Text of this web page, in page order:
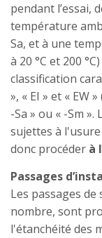
pendant l’essai,
température
Sa, et à une
à 20 °C et 200
classification
», « EI » et « EW
-Sa » ou « -Sm
sujettes à
donc procéder à
Passages
Les passages
nombre, sont
l'étanchéité des